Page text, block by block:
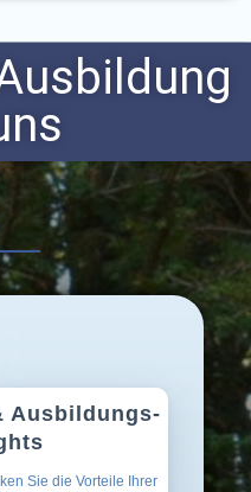
Ausbildungs-
Sie die Vorteile Ihrer